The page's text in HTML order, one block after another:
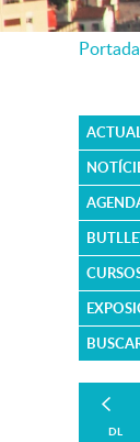
Portada
DL